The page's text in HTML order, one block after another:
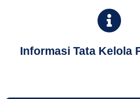
Informasi Tata Kelola